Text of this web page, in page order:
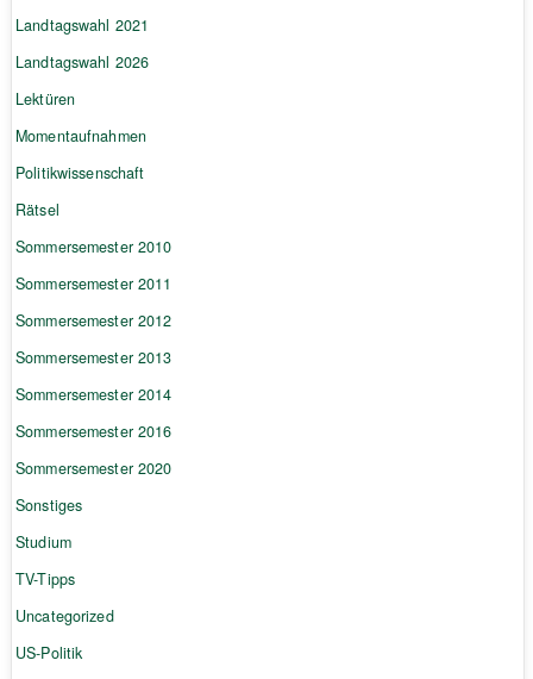
Landtagswahl 2021
Landtagswahl 2026
Lektüren
Momentaufnahmen
Politikwissenschaft
Rätsel
Sommersemester 2010
Sommersemester 2011
Sommersemester 2012
Sommersemester 2013
Sommersemester 2014
Sommersemester 2016
Sommersemester 2020
Sonstiges
Studium
TV-Tipps
Uncategorized
US-Politik